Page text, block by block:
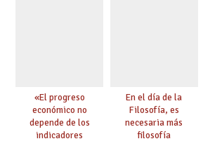
«El progreso
económico no
depende de los
indicadores
En el día de la
Filosofía, es
necesaria más
filosofía